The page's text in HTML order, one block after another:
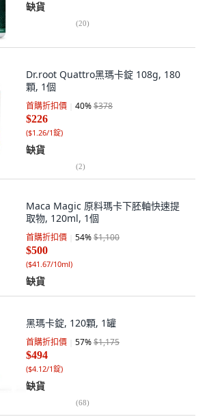
缺貨
(20)
Dr.root Quattro黑瑪卡錠 108g, 180
顆, 1個
首購折扣價 40%$378
$226
($1.26/1錠)
缺貨
(2)
Maca Magic 原料瑪卡下胚軸快速提
取物, 120ml, 1個
首購折扣價 54%$1,100
$500
($41.67/10ml)
缺貨
黑瑪卡錠, 120顆, 1罐
首購折扣價 57%$1,175
$494
($4.12/1錠)
缺貨
(68)